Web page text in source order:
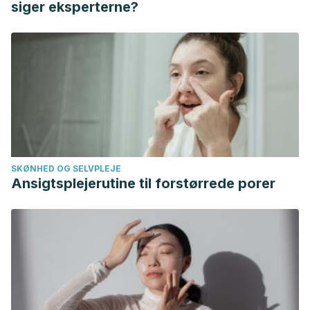
Applied Biomechanics. 2008; 24(4): 333-339.
Schoenfeld, B., & Williams, M. Are Deep Squats a Safe and
Viable Exercise?. Strength & Conditioning Journal. 2012;
Weiss, L. W., Frx, A. C., Wood, L. E., Relyea, G. E., & Melton,
C. Comparative effects of deep versus shallow squat and
leg-press training on vertical jumping ability and related
factors. The Journal of Strength & Conditioning Research.
2000; 14(3): 241-247.
siger eksperterne?
SKØNHED OG SELVPLEJE
Ansigtsplejerutine til forstørrede porer